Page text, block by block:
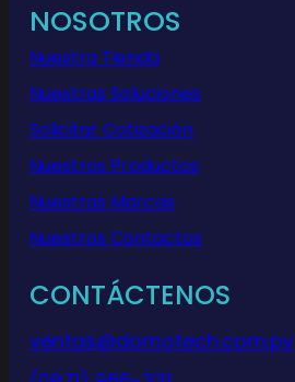
NOSOTROS
Nuestra Tienda
Nuestras Soluciones
Solicitar Cotización
Nuestros Productos
Nuestras Marcas
Nuestros Contactos
CONTÁCTENOS
ventas@domotech.com.py